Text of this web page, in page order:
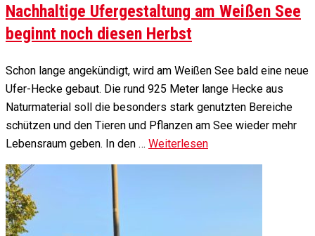
Nachhaltige Ufergestaltung am Weißen See
beginnt noch diesen Herbst
Schon lange angekündigt, wird am Weißen See bald eine neue
Ufer-Hecke gebaut. Die rund 925 Meter lange Hecke aus
Naturmaterial soll die besonders stark genutzten Bereiche
schützen und den Tieren und Pflanzen am See wieder mehr
Lebensraum geben. In den … Weiterlesen